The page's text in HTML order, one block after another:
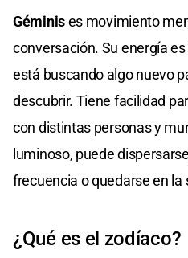
Géminises movimiento
conversación. Su energía
está buscando algo nuevo
descubrir. Tiene facilidad
con distintas personas y
luminoso, puede
frecuencia o quedarse en la
¿Qué es el zodíaco?